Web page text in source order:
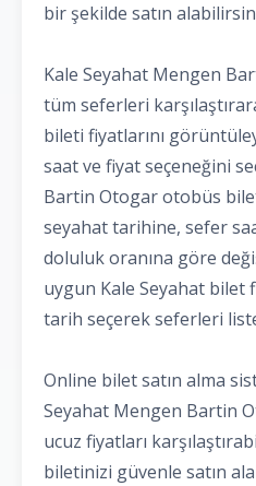
bir şekilde satın
Kale Seyahat Mengen
tüm seferleri
bileti fiyatlarını
saat ve fiyat seçeneğini
Bartin Otogar otobüs
seyahat tarihine, sefer
doluluk oranına göre
uygun Kale Seyahat bilet
tarih seçerek seferleri
Online bilet satın alma
Seyahat Mengen Bartin
ucuz fiyatları
biletinizi güvenle satın